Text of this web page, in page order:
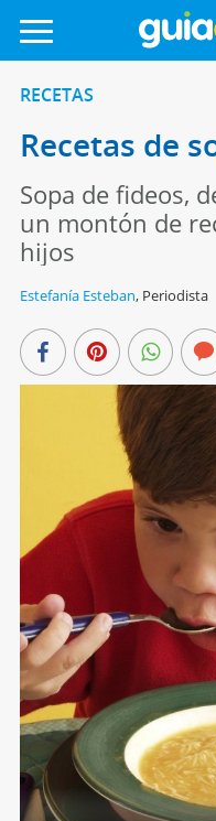
RECETAS
Recetas de
Sopa de fideos,
un montón de
hijos
Estefanía Esteban, Periodista